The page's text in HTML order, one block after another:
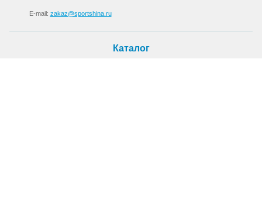
E-mail: zakaz@sportshina.ru
Каталог